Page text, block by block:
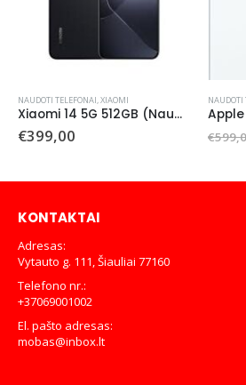
NAUDOTI TELEFONAI,XIAOMI
Xiaomi 14 5G 512GB (Naudotas)
€399,00
NAUDOTI
€
KONTAKTAI
Adresas:
Vytauto g. 111, Šiauliai 77160
Telefono nr.:
+37069001002
El. pašto adresas:
mobas@inbox.lt